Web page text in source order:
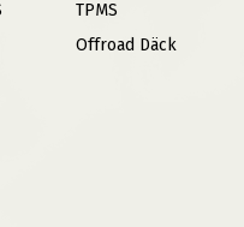
TPMS
Offroad Däck